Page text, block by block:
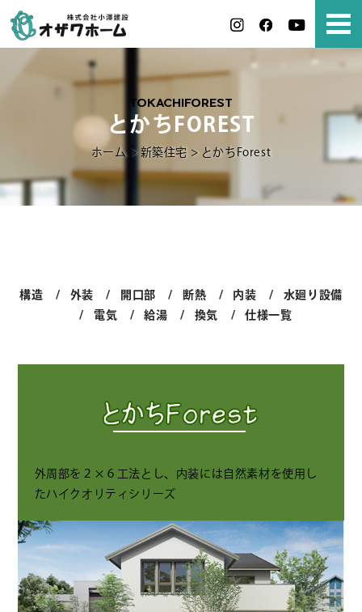
TOKACHIFOREST
とかちFOREST
ホーム> 新築住宅 > とかちForest
構造 外装 開口部 断熱 内装
水廻り設備
電気
給湯 換気 仕様一覧
外周部を２×６工法とし、内装には自然素材を使用し
たハイクオリティシリーズ